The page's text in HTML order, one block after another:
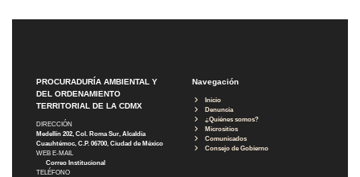
PROCURADURÍA AMBIENTAL Y
DEL ORDENAMIENTO
TERRITORIAL DE LA CDMX
DIRECCIÓN
Medellín 202, Col. Roma Sur, Alcaldía
Cuauhtémoc, C.P. 06700, Ciudad de México
WEB E-MAIL
Correo Institucional
TELÉFONO
Navegación
Inicio
Denuncia
¿Quiénes somos?
Micrositios
Comunicados
Consejo de Gobierno